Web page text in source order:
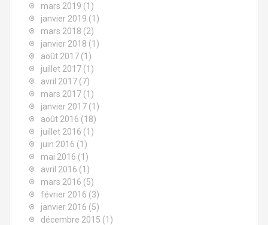
mars 2019 (1)
janvier 2019 (1)
mars 2018 (2)
janvier 2018 (1)
août 2017 (1)
juillet 2017 (1)
avril 2017 (7)
mars 2017 (1)
janvier 2017 (1)
août 2016 (18)
juillet 2016 (1)
juin 2016 (1)
mai 2016 (1)
avril 2016 (1)
mars 2016 (5)
février 2016 (3)
janvier 2016 (5)
décembre 2015 (1)